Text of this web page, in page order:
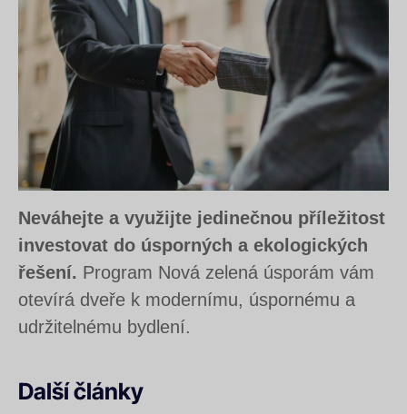
Neváhejte a využijte jedinečnou příležitost
investovat do úsporných a ekologických
řešení. Program Nová zelená úsporám vám
otevírá dveře k modernímu, úspornému a
udržitelnému bydlení.
Další články